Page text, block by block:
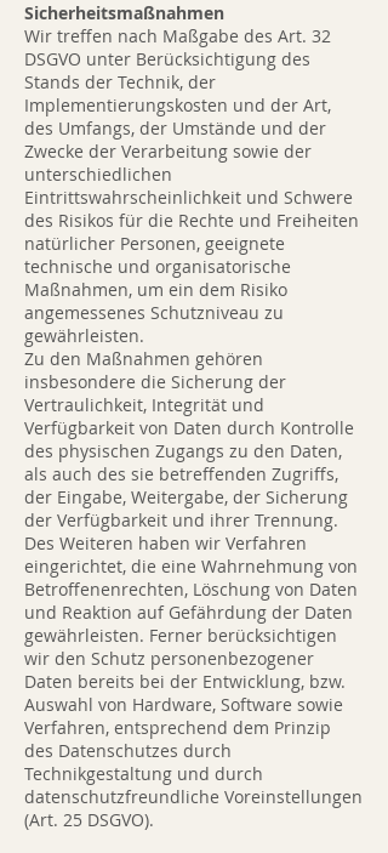
Sicherheitsmaßnahmen
Wir treffen nach Maßgabe des Art. 32
DSGVO unter Berücksichtigung des
Stands der Technik, der
Implementierungskosten und der Art,
des Umfangs, der Umstände und der
Zwecke der Verarbeitung sowie der
unterschiedlichen
Eintrittswahrscheinlichkeit und Schwere
des Risikos für die Rechte und Freiheiten
natürlicher Personen, geeignete
technische und organisatorische
Maßnahmen, um ein dem Risiko
angemessenes Schutzniveau zu
gewährleisten.
Zu den Maßnahmen gehören
insbesondere die Sicherung der
Vertraulichkeit, Integrität und
Verfügbarkeit von Daten durch Kontrolle
des physischen Zugangs zu den Daten,
als auch des sie betreffenden Zugriffs,
der Eingabe, Weitergabe, der Sicherung
der Verfügbarkeit und ihrer Trennung.
Des Weiteren haben wir Verfahren
eingerichtet, die eine Wahrnehmung von
Betroffenenrechten, Löschung von Daten
und Reaktion auf Gefährdung der Daten
gewährleisten. Ferner berücksichtigen
wir den Schutz personenbezogener
Daten bereits bei der Entwicklung, bzw.
Auswahl von Hardware, Software sowie
Verfahren, entsprechend dem Prinzip
des Datenschutzes durch
Technikgestaltung und durch
datenschutzfreundliche Voreinstellungen
(Art. 25 DSGVO).